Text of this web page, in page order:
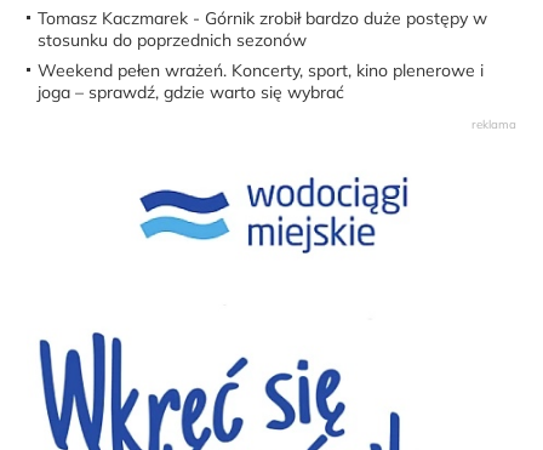
Tomasz Kaczmarek - Górnik zrobił bardzo duże postępy w
stosunku do poprzednich sezonów
Weekend pełen wrażeń. Koncerty, sport, kino plenerowe i
joga – sprawdź, gdzie warto się wybrać